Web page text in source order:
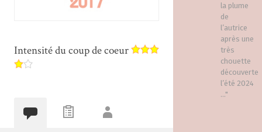
la plume
de
l’autrice
après une
très
chouette
découverte
l’été 2024
..."
Intensité du coup de coeur